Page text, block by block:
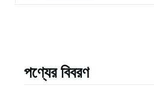
পণ্যের বিবরণ